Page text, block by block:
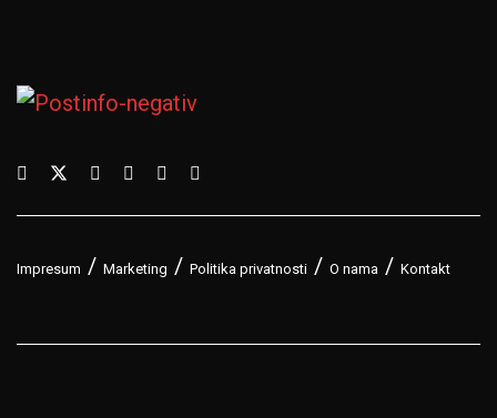
Impresum Marketing Politika privatnosti O nama Kontakt